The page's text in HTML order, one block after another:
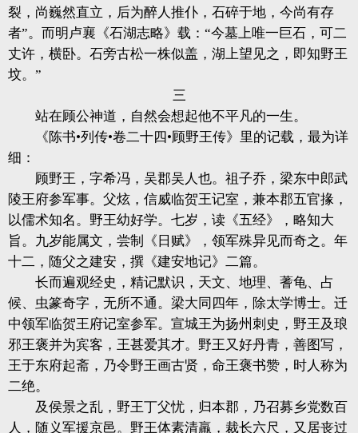
裂，尚巍然直立，后为醉人推仆，石碎于地，今尚有存
者”。而明卢襄《石湖志略》载：“今墓上唯一巨石，可二
丈许，横卧。石旁古松一株似盖，湖上望见之，即知野王
坟。”
三
站在顾公神道，自然会想起他不平凡的一生。
《陈书•列传•卷二十四•顾野王传》里的记载，最为详
细：
顾野王，字希冯，吴郡吴人也。祖子乔，梁东中郎武
陵王府参军事。父炫，信威临贺王记室，兼本郡五官掾，
以儒术知名。野王幼好学。七岁，读《五经》，略知大
旨。九岁能属文，尝制《日赋》，领军殊异见而奇之。年
十二，随父之建安，撰《建安地记》二篇。
长而遍观经史，精记默识，天文、地理、蓍龟、占
候、虫篆奇字，无所不通。梁大同四年，除太学博士。迁
中领军临贺王府记室参军。宣城王为扬州刺史，野王及琅
邪王褒并为宾客，王甚爱其才。野王又好丹青，善图写，
王于东府起斋，乃令野王画古贤，命王褒书赞，时人称为
二绝。
及侯景之乱，野王丁父忧，归本郡，乃召募乡党数百
人，随义军援京邑。野王体素清羸，裁长六尺，又居丧过